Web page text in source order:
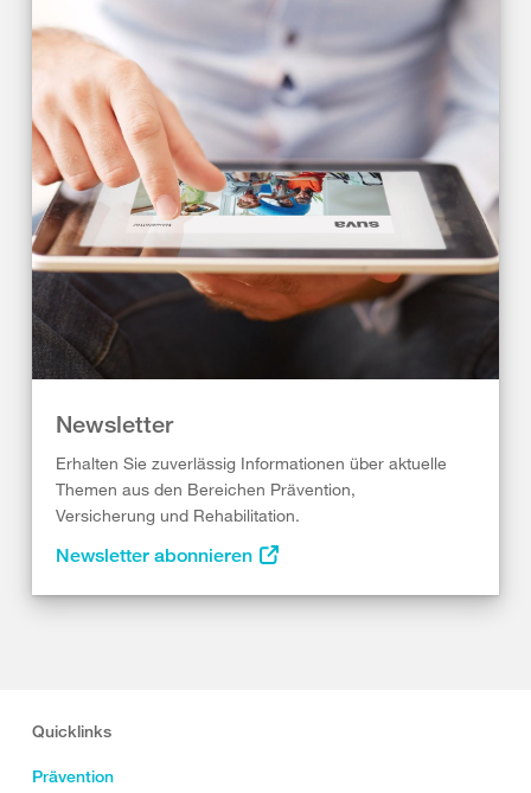
Newsletter
Erhalten Sie zuverlässig Informationen über aktuelle
Themen aus den Bereichen Prävention,
Versicherung und Rehabilitation.
Newsletter abonnieren
Quicklinks
Prävention